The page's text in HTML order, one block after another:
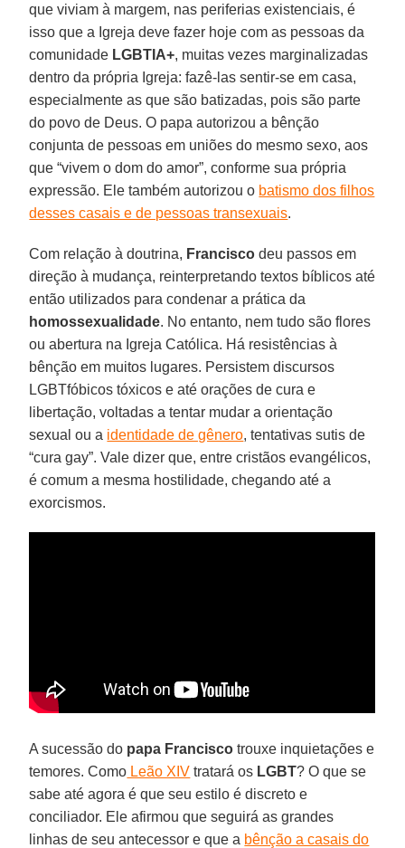
que viviam à margem, nas periferias existenciais, é
isso que a Igreja deve fazer hoje com as pessoas da
comunidade LGBTIA+, muitas vezes marginalizadas
dentro da própria Igreja: fazê-las sentir-se em casa,
especialmente as que são batizadas, pois são parte
do povo de Deus. O papa autorizou a bênção
conjunta de pessoas em uniões do mesmo sexo, aos
que “vivem o dom do amor”, conforme sua própria
expressão. Ele também autorizou o batismo dos filhos
desses casais e de pessoas transexuais.
Com relação à doutrina, Francisco deu passos em
direção à mudança, reinterpretando textos bíblicos até
então utilizados para condenar a prática da
homossexualidade. No entanto, nem tudo são flores
ou abertura na Igreja Católica. Há resistências à
bênção em muitos lugares. Persistem discursos
LGBTfóbicos tóxicos e até orações de cura e
libertação, voltadas a tentar mudar a orientação
sexual ou a identidade de gênero, tentativas sutis de
“cura gay”. Vale dizer que, entre cristãos evangélicos,
é comum a mesma hostilidade, chegando até a
exorcismos.
A sucessão do papa Francisco trouxe inquietações e
temores. Como Leão XIV tratará os LGBT? O que se
sabe até agora é que seu estilo é discreto e
conciliador. Ele afirmou que seguirá as grandes
linhas de seu antecessor e que a bênção a casais do